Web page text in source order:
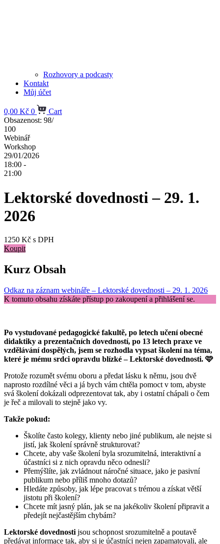
Rozhovory a podcasty
Kontakt
Můj účet
0,00 Kč 0
Cart
Obsazenost: 98/
100
Webinář
Workshop
29/01/2026
18:00 -
21:00
Lektorské dovednosti – 29. 1.
2026
1250 Kč s DPH
Koupit
Kurz Obsah
Odkaz na záznam webináře – Lektorské dovednosti – 29. 1. 2026
K tomuto obsahu získáte přístup po zakoupení a přihlášení se.
Po vystudované pedagogické fakultě, po letech učení obecné
didaktiky a prezentačních dovedností, po 13 letech praxe ve
vzdělávání dospělých, jsem se rozhodla vypsat školení na téma,
které je mému srdci opravdu blízké – Lektorské dovednosti. 🩷
Protože rozumět svému oboru a předat lásku k němu, jsou dvě
naprosto rozdílné věci a já bych vám chtěla pomoct v tom, abyste
svá školení dokázali odprezentovat tak, aby i ostatní chápali o čem
je řeč a milovali to stejně jako vy.
Takže pokud:
Školíte často kolegy, klienty nebo jiné publikum, ale nejste si
jistí, jak školení správně strukturovat?
Chcete, aby vaše školení byla srozumitelná, interaktivní a
účastníci si z nich opravdu něco odnesli?
Přemýšlíte, jak zvládnout náročné situace, jako je pasivní
publikum nebo příliš mnoho dotazů?
Hledáte způsoby, jak lépe pracovat s trémou a získat větší
jistotu při školení?
Chcete mít jasný plán, jak se na jakékoliv školení připravit a
předejít nejčastějším chybám?
Lektorské dovednosti jsou schopnost srozumitelně a poutavě
předávat informace tak, aby si je účastníci nejen zapamatovali, ale